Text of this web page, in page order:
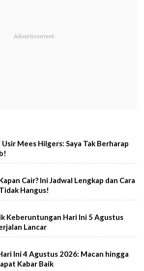
Mees Hilgers: Saya Tak Berharap
Cair? Ini Jadwal Lengkap dan Cara
Hangus!
Keberuntungan Hari Ini 5 Agustus
Lancar
Ini 4 Agustus 2026: Macan hingga
Kabar Baik